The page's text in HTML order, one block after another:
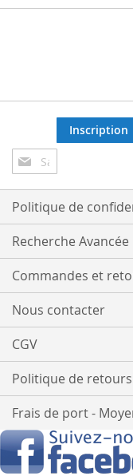
Inscription
à
notre
lettre
d’information
:
Inscription
Politique de
Recherche Avancée
Commandes et
Nous contacter
CGV
Politique de retours
Frais de port -